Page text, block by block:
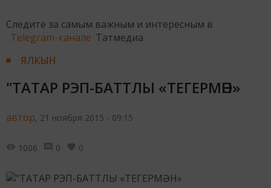
Следите за самым важным и интересным в
Telegram-канале Татмедиа
ЯЛКЫН
"ТАТАР РЭП-БАТТЛЫ «ТЕГЕРМӘН»
автор, 21 ноября 2015 - 09:15
1006 0 0